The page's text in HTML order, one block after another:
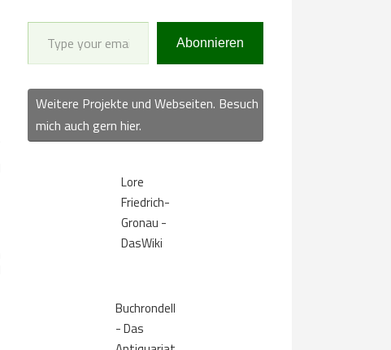
Type your email…
Abonnieren
Weitere Projekte und Webseiten. Besuch
mich auch gern hier.
Lore
Friedrich-
Gronau -
DasWiki
Buchrondell
- Das